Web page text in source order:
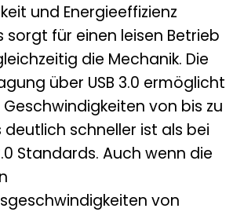
und Energieeffizienz
sorgt für einen leisen Betrieb
die Mechanik. Die
über USB 3.0 ermöglicht
von bis zu
schneller ist als bei
Standards. Auch wenn die
von